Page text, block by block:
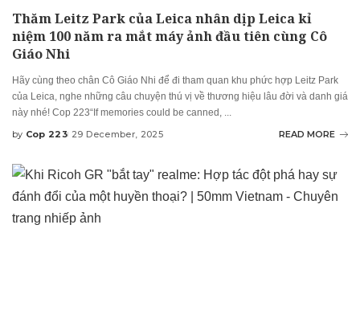
Thăm Leitz Park của Leica nhân dịp Leica kỉ
niệm 100 năm ra mắt máy ảnh đầu tiên cùng Cô
Giáo Nhi
Hãy cùng theo chân Cô Giáo Nhi để đi tham quan khu phức hợp Leitz Park
của Leica, nghe những câu chuyện thú vị về thương hiệu lâu đời và danh giá
này nhé! Cop 223“If memories could be canned, ...
Posted
by Cop 223 29 December, 2025 READ MORE